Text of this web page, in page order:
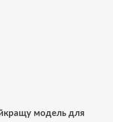
модель для